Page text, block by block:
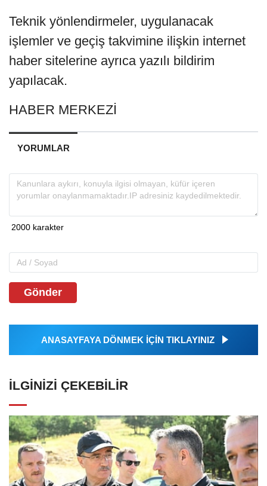
Teknik yönlendirmeler, uygulanacak
işlemler ve geçiş takvimine ilişkin internet
haber sitelerine ayrıca yazılı bildirim
yapılacak.
HABER MERKEZİ
YORUMLAR
Gönder
ANASAYFAYA DÖNMEK İÇİN TIKLAYINIZ
İLGINIZI ÇEKEBILIR